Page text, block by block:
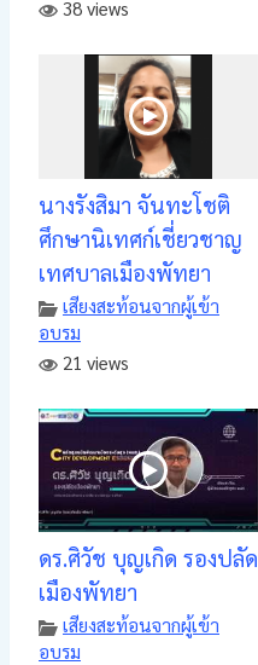
38 views
นางรังสิมา จันทะโชติ
ศึกษานิเทศก์เชี่ยวชาญ
เทศบาลเมืองพัทยา
เสียงสะท้อนจากผู้เข้า
อบรม
21 views
ดร.ศิวัช บุญเกิด รองปลัด
เมืองพัทยา
เสียงสะท้อนจากผู้เข้า
อบรม